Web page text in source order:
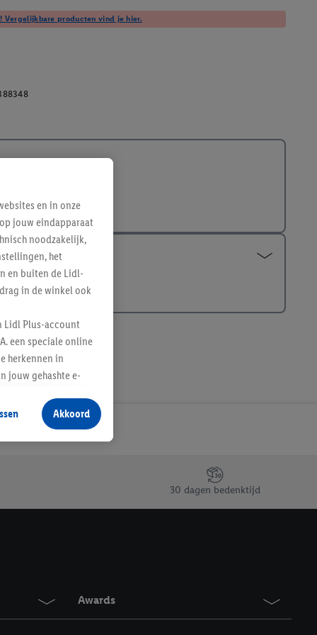
Vergelijkbare producten vind je hier.
30 dagen bedenktijd
Awards
en in onze
jouw eindapparaat
noodzakelijk,
het
en buiten de Lidl-
in de winkel ook
Lidl Plus-account
een speciale online
herkennen in
jouw gehashte e-
producten waarin je
te plaatsen
jouw gehashte e-
kunnen worden
vergelijkbare
Meer informatie,
Akkoord